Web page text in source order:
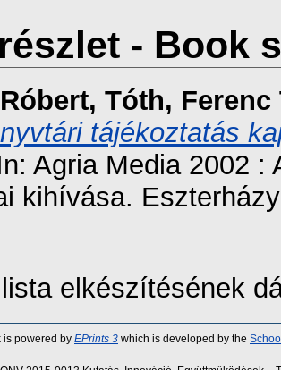
- Book
, Tóth, Ferenc
tájékoztatás
Agria Media 2002 :
kihívása.
elkészítésének
is powered by EPrints 3 which is developed by the